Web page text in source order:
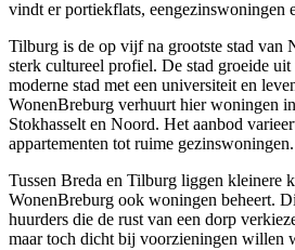
vindt er portiekflats, eengezinswoningen
Tilburg is de op vijf na grootste stad van
sterk cultureel profiel. De stad groeide uit
moderne stad met een universiteit en
WonenBreburg verhuurt hier woningen
Stokhasselt en Noord. Het aanbod
appartementen tot ruime gezinswoningen.
Tussen Breda en Tilburg liggen kleinere
WonenBreburg ook woningen beheert.
huurders die de rust van een dorp
maar toch dicht bij voorzieningen willen